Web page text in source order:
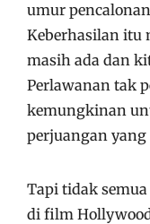
umur
Keberhasilan itu
masih ada dan
Perlawanan tak
kemungkinan
perjuangan
Tapi tidak
di film